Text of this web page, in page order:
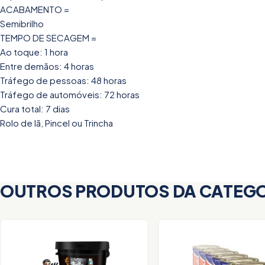
ACABAMENTO =
Semibrilho
TEMPO DE SECAGEM =
Ao toque: 1 hora
Entre demãos: 4 horas
Tráfego de pessoas: 48 horas
Tráfego de automóveis: 72 horas
Cura total: 7 dias
Rolo de lã, Pincel ou Trincha
OUTROS PRODUTOS DA